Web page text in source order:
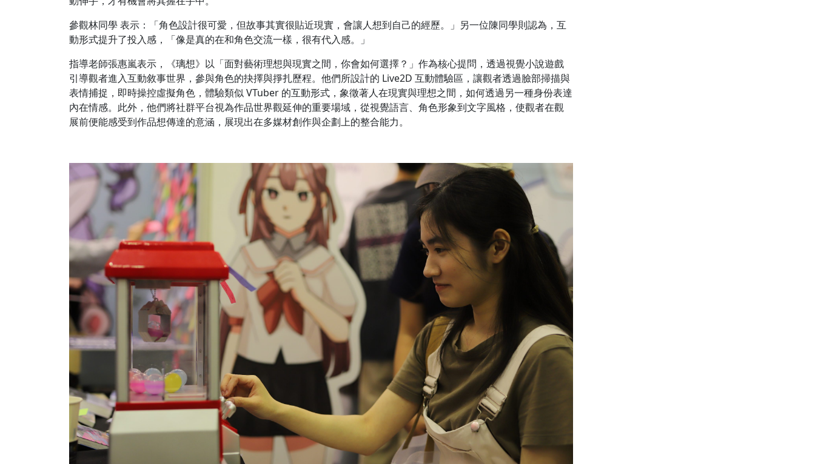
參觀林同學 表示：「角色設計很可愛，但故事其實很貼近現實，會讓人想到自己的經歷。」另一位陳同學則認為，互
動形式提升了投入感，「像是真的在和角色交流一樣，很有代入感。」
指導老師張惠嵐表示，《璃想》以「面對藝術理想與現實之間，你會如何選擇？」作為核心提問，透過視覺小說遊戲
引導觀者進入互動敘事世界，參與角色的抉擇與掙扎歷程。他們所設計的 Live2D 互動體驗區，讓觀者透過臉部掃描與
表情捕捉，即時操控虛擬角色，體驗類似 VTuber 的互動形式，象徵著人在現實與理想之間，如何透過另一種身份表達
內在情感。此外，他們將社群平台視為作品世界觀延伸的重要場域，從視覺語言、角色形象到文字風格，使觀者在觀
展前便能感受到作品想傳達的意涵，展現出在多媒材創作與企劃上的整合能力。